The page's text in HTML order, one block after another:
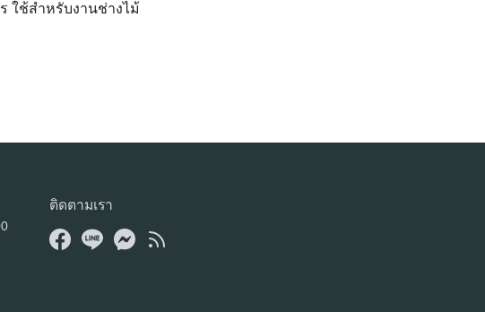
ใช้สำหรับงานช่างไม้
ติดตามเรา